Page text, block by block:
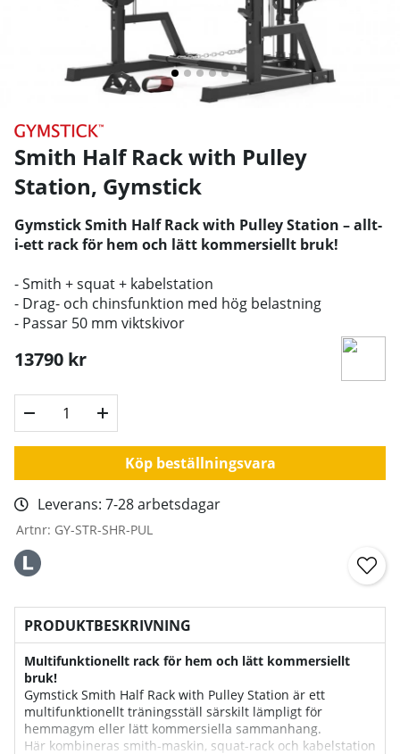
Smith Half Rack with Pulley
Station, Gymstick
Gymstick Smith Half Rack with Pulley Station – allt-
i-ett rack för hem och lätt kommersiellt bruk!
- Smith + squat + kabelstation
- Drag- och chinsfunktion med hög belastning
- Passar 50 mm viktskivor
13790 kr
Köp beställningsvara
Leverans: 7-28 arbetsdagar
Artnr: GY-STR-SHR-PUL
PRODUKTBESKRIVNING
Multifunktionellt rack för hem och lätt kommersiellt
bruk!
Gymstick Smith Half Rack with Pulley Station är ett
multifunktionellt träningsställ särskilt lämpligt för
hemmagym eller lätt kommersiella sammanhang.
Här kombineras smith-maskin, squat-rack och kabelstation